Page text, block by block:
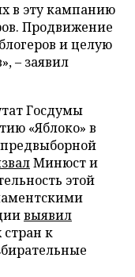
в эту кампанию
Продвижение
и целую
– заявил
Госдумы
«Яблоко» в
Минюст и
этой
выявил
к